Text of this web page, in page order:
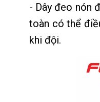
- Dây đeo nón
toàn có thể
khi đội.